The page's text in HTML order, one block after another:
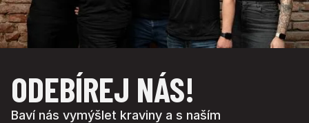
ODEBÍREJ NÁS!
Baví nás vymýšlet kraviny a s naším